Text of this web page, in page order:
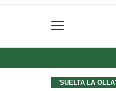
'SUELTA LA OLLA'